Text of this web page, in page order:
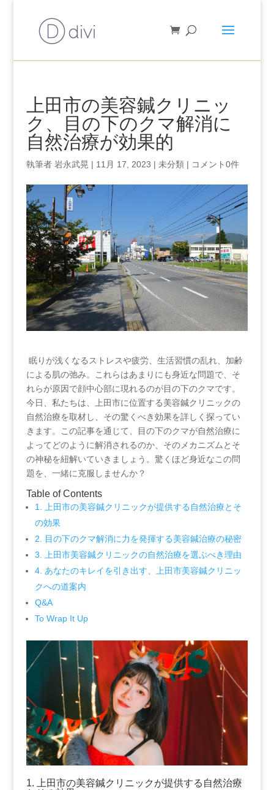
上田市の美容鍼クリニッ
ク、目の下のクマ解消に
自然治療が効果的
執筆者 岩永武晃 | 11月 17, 2023 | 未分類| コメント0件
‍ 眠りが浅くなるストレスや疲労、生活習慣の乱れ、加齢
による肌の弛み。これらはあまりにも身近な問題で、そ
れらが原因で顔中心部に現れるのが目の下のクマです。
今日、私たちは、上田市に位置する美容鍼クリニックの
自然治療を取材し、その驚くべき効果を詳しく探ってい
きます。この記事を通じて、目の下のクマが自然治療に
よってどのように解消されるのか、そのメカニズムとそ
の神秘を紐解いていきましょう。驚くほど身近なこの問
題を、一緒に克服しませんか？
Table ⁣of Contents
1. 上田市の美容鍼クリニックが提供する自然治療とそ
の効果
2. 目の下のクマ解消に力を発揮する美容鍼治療の秘密
3.⁣ 上田市美容鍼クリニックの自然治療を選ぶべき理由
4. あなたのキレイを引き出す、上田市美容鍼クリニッ
クへの道案内
Q&A
To‍ Wrap It Up
1. 上田市の美容鍼クリニックが提供する自然治療